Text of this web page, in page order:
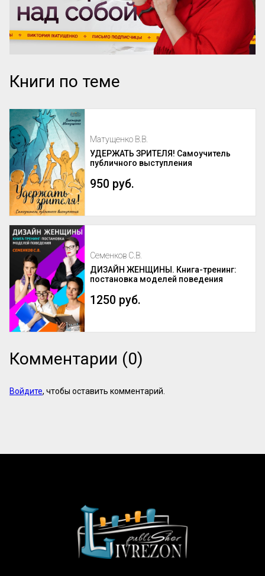
Книги по теме
Матущенко В.В.
УДЕРЖАТЬ ЗРИТЕЛЯ! Самоучитель
публичного выступления
950 руб.
Семенков С.В.
ДИЗАЙН ЖЕНЩИНЫ. Книга-тренинг:
постановка моделей поведения
1250 руб.
Комментарии (0)
Войдите, чтобы оставить комментарий.